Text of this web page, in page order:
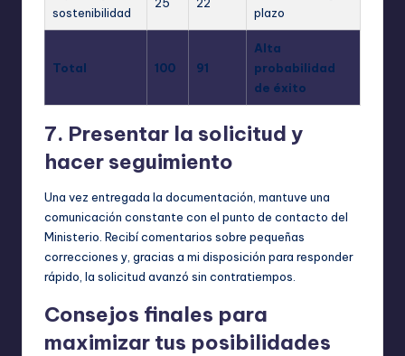
sostenibilidad
plazo
Total 100 91
Alta
probabilidad
de éxito
7. Presentar la solicitud y
hacer seguimiento
Una vez entregada la documentación, mantuve una
comunicación constante con el punto de contacto del
Ministerio. Recibí comentarios sobre pequeñas
correcciones y, gracias a mi disposición para responder
rápido, la solicitud avanzó sin contratiempos.
Consejos finales para
maximizar tus posibilidades